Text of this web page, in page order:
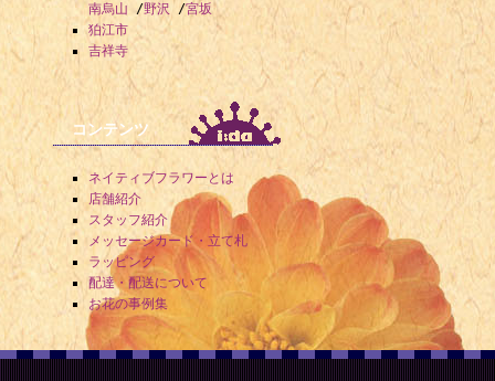
南烏山 /野沢 /宮坂
狛江市
吉祥寺
コンテンツ
ネイティブフラワーとは
店舗紹介
スタッフ紹介
メッセージカード・立て札
ラッピング
配達・配送について
お花の事例集